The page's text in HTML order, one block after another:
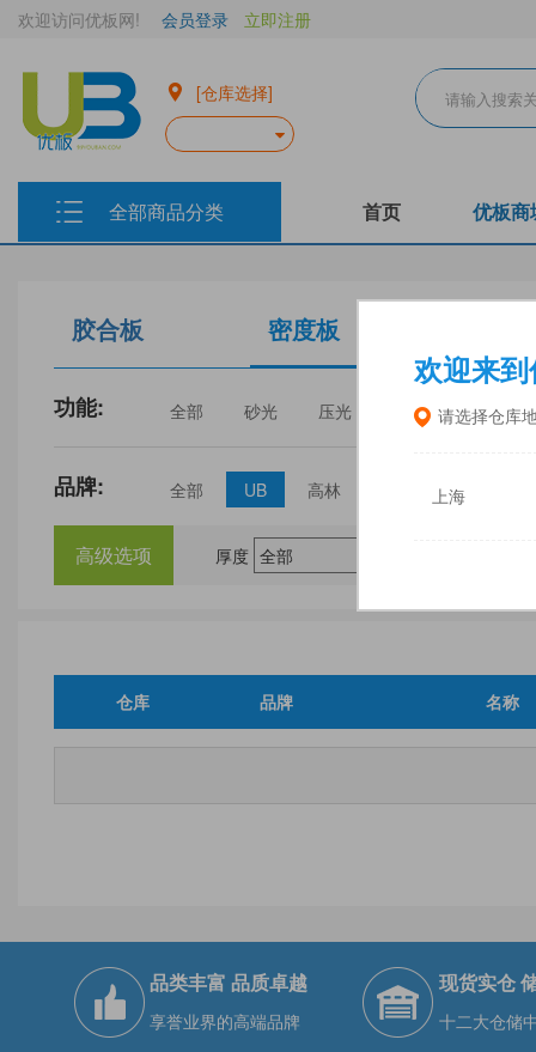
欢迎来到
请选择仓库
上海
欢迎访问优板网! 会员登录 立即注册
[仓库选择]
全部商品分类 首页 优板商
胶合板 密度板
功能: 全部 砂光 压光 家具 门板
品牌: 全部 UB 高林 中福
三威
建瓯福人
高级选项 厚度
仓库 品牌 名称
品类丰富 品质卓越
享誉业界的高端品牌
现货实仓
十二大仓储